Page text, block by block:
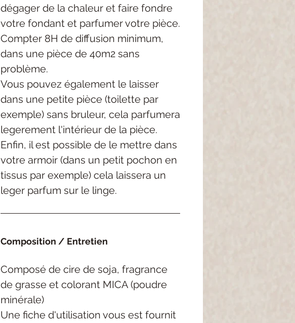
dégager de la chaleur et faire fondre
votre fondant et parfumer votre pièce.
Compter 8H de diffusion minimum,
dans une pièce de 40m2 sans
problème.
Vous pouvez également le laisser
dans une petite pièce (toilette par
exemple) sans bruleur, cela parfumera
legerement l'intérieur de la pièce.
Enfin, il est possible de le mettre dans
votre armoir (dans un petit pochon en
tissus par exemple) cela laissera un
leger parfum sur le linge.
Composition / Entretien
Composé de cire de soja, fragrance
de grasse et colorant MICA (poudre
minérale)
Une fiche d'utilisation vous est fournit